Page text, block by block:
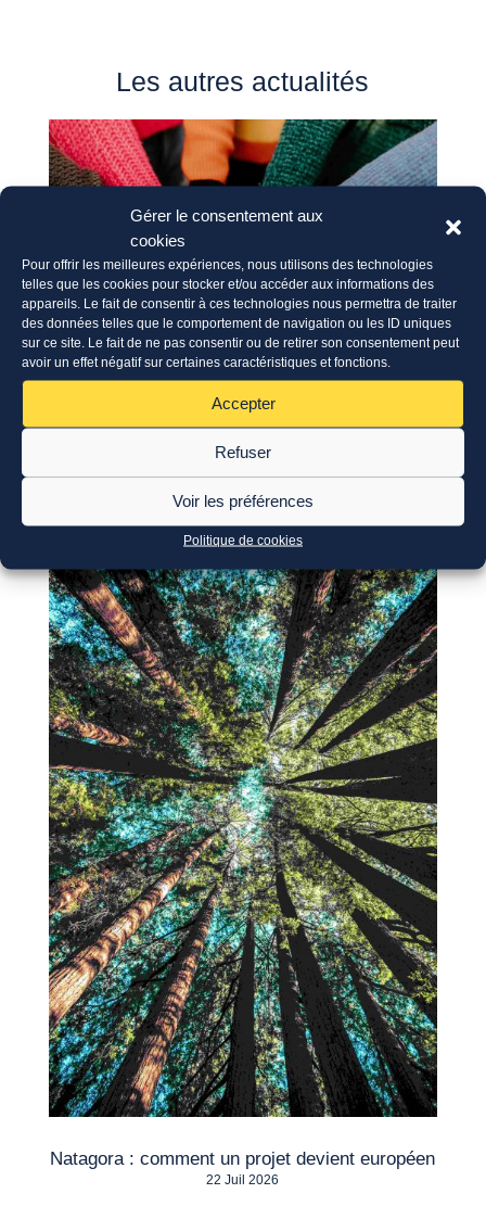
Gérer le consentement aux
cookies
Pour offrir les meilleures expériences, nous utilisons des technologies
telles que les cookies pour stocker et/ou accéder aux informations des
appareils. Le fait de consentir à ces technologies nous permettra de traiter
des données telles que le comportement de navigation ou les ID uniques
sur ce site. Le fait de ne pas consentir ou de retirer son consentement peut
avoir un effet négatif sur certaines caractéristiques et fonctions.
Accepter
Refuser
Voir les préférences
Politique de cookies
Les autres actualités
Natagora : comment un projet devient européen
22 Juil 2026